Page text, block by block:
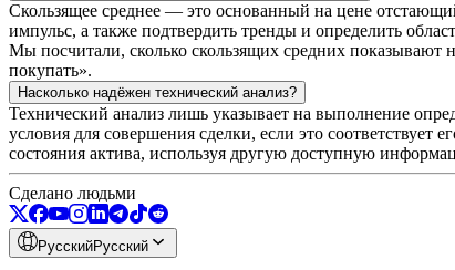
Скользящее среднее — это основанный на цене
импульс, а также подтвердить тренды и определить
Мы посчитали, сколько скользящих средних показывают
покупать».
Насколько надёжен технический анализ?
Технический анализ лишь указывает на выполнение
условия для совершения сделки, если это
состояния актива, используя другую доступную
Сделано людьми
РусскийРусский